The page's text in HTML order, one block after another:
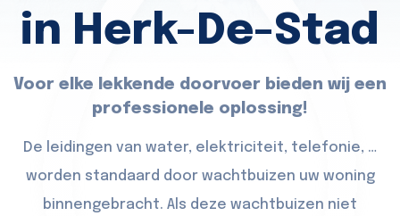
in Herk-De-Stad
Voor elke lekkende doorvoer bieden wij een
professionele oplossing!
De leidingen van water, elektriciteit, telefonie, …
worden standaard door wachtbuizen uw woning
binnengebracht. Als deze wachtbuizen niet